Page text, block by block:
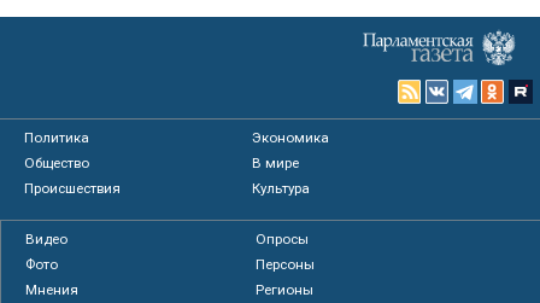
Политика
Экономика
Общество
В мире
Происшествия
Культура
Видео
Опросы
Фото
Персоны
Мнения
Регионы